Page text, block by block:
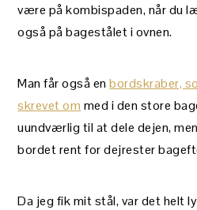
være på kombispaden, når du
også på bagestålet i ovnen.
Man får også enbordskraber,
skrevet om med i den store
uundværlig til at dele dejen,
bordet rent for dejrester
Da jeg fik mit stål, var det helt